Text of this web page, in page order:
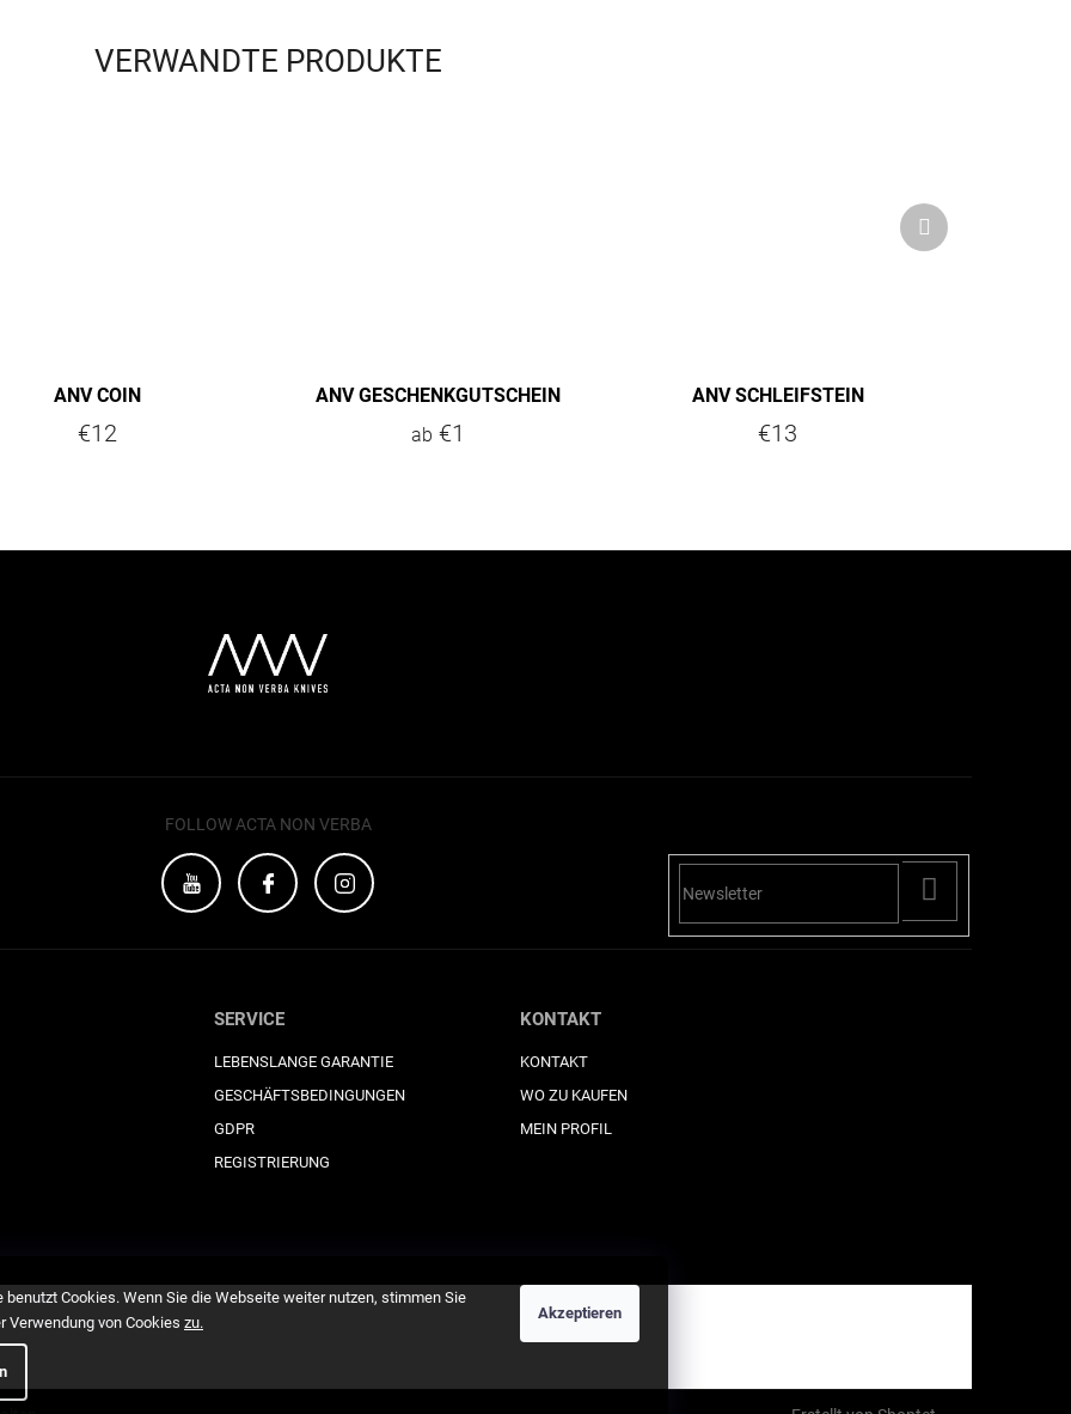
benutzt Cookies. Wenn Sie die Webseite weiter nutzen, stimmen Sie
Verwendung von Cookies zu.
Akzeptieren
VERWANDTE PRODUKTE
ANV COIN
€12
ANV GESCHENKGUTSCHEIN
ab €1
ANV SCHLEIFSTEIN
€13
Nächstes
Produkt
FOLLOW ACTA NON VERBA
SE
SERVICE
LEBENSLANGE GARANTIE
GESCHÄFTSBEDINGUNGEN
GDPR
REGISTRIERUNG
KONTAKT
KONTAKT
WO ZU KAUFEN
MEIN PROFIL